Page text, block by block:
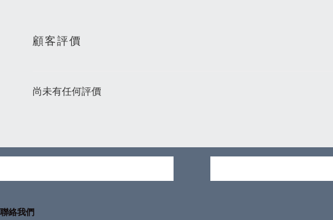
顧客評價
尚未有任何評價
聯絡我們